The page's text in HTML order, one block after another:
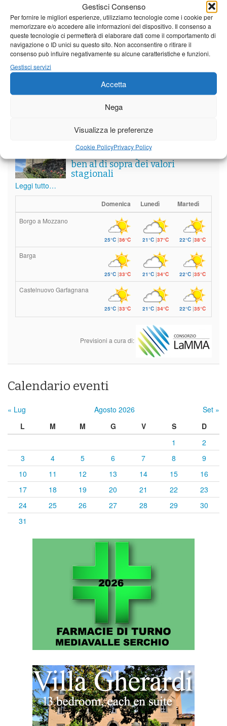
Gestisci Consenso
Per fornire le migliori esperienze, utilizziamo tecnologie come i cookie per
memorizzare e/o accedere alle informazioni del dispositivo. Il consenso a
queste tecnologie ci permetterà di elaborare dati come il comportamento di
navigazione o ID unici su questo sito. Non acconsentire o ritirare il
consenso può influire negativamente su alcune caratteristiche e funzioni.
Gestisci servizi
Accetta
Nega
Visualizza le preferenze
Cookie PolicyPrivacy Policy
Partite le Piazzette 2026
Vedi tutti i servizi
Meteo
Il tempo di questo fine
settimana. temperature ancora
ben al di sopra dei valori
stagionali
Leggi tutto…
Domenica Lunedì Martedì
Borgo a Mozzano
25°C|36°C 21°C|37°C 22°C |38°C
Barga
25°C|33°C 21°C|34°C 22°C |35°C
Castelnuovo Garfagnana
25°C|33°C 21°C|34°C 22°C |35°C
Previsioni a cura di:
Calendario eventi
« Lug Agosto 2026
Set »
L
M M G V S
D
1
2
3
4 5 6 7 8
9
10
11 12 13 14 15
16
17
18 19 20 21 22
23
24
25 26 27 28 29
30
31